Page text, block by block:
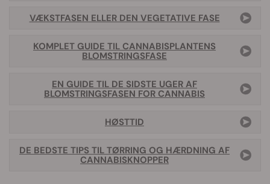
VÆKSTFASEN ELLER DEN VEGETATIVE FASE
KOMPLET GUIDE TIL CANNABISPLANTENS
BLOMSTRINGSFASE
EN GUIDE TIL DE SIDSTE UGER AF
BLOMSTRINGSFASEN FOR CANNABIS
HØSTTID
DE BEDSTE TIPS TIL TØRRING OG HÆRDNING AF
CANNABISKNOPPER